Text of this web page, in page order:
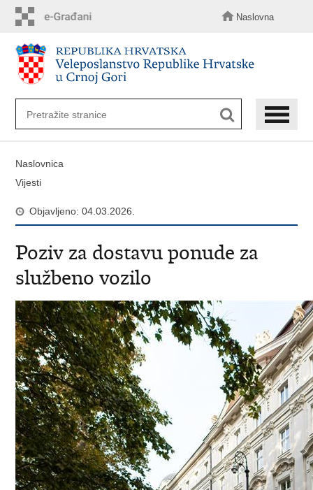
sadržaj
Naslovna
Naslovnica
Vijesti
Objavljeno: 04.03.2026.
Poziv za dostavu ponude za
službeno vozilo